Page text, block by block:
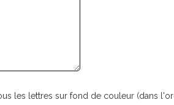
les lettres sur fond de couleur (dans